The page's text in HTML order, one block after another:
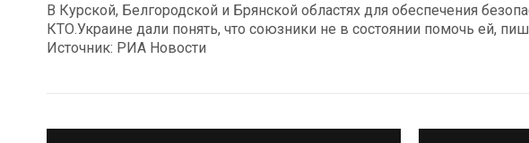
В Курской, Белгородской и Брянской областях для обеспечения
КТО.Украине дали понять, что союзники не в состоянии помочь ей,
Источник: РИА Новости